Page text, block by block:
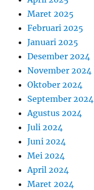
Maret 2025
Februari 2025
Januari 2025
Desember 2024
November 2024
Oktober 2024
September 2024
Agustus 2024
Juli 2024
Juni 2024
Mei 2024
April 2024
Maret 2024